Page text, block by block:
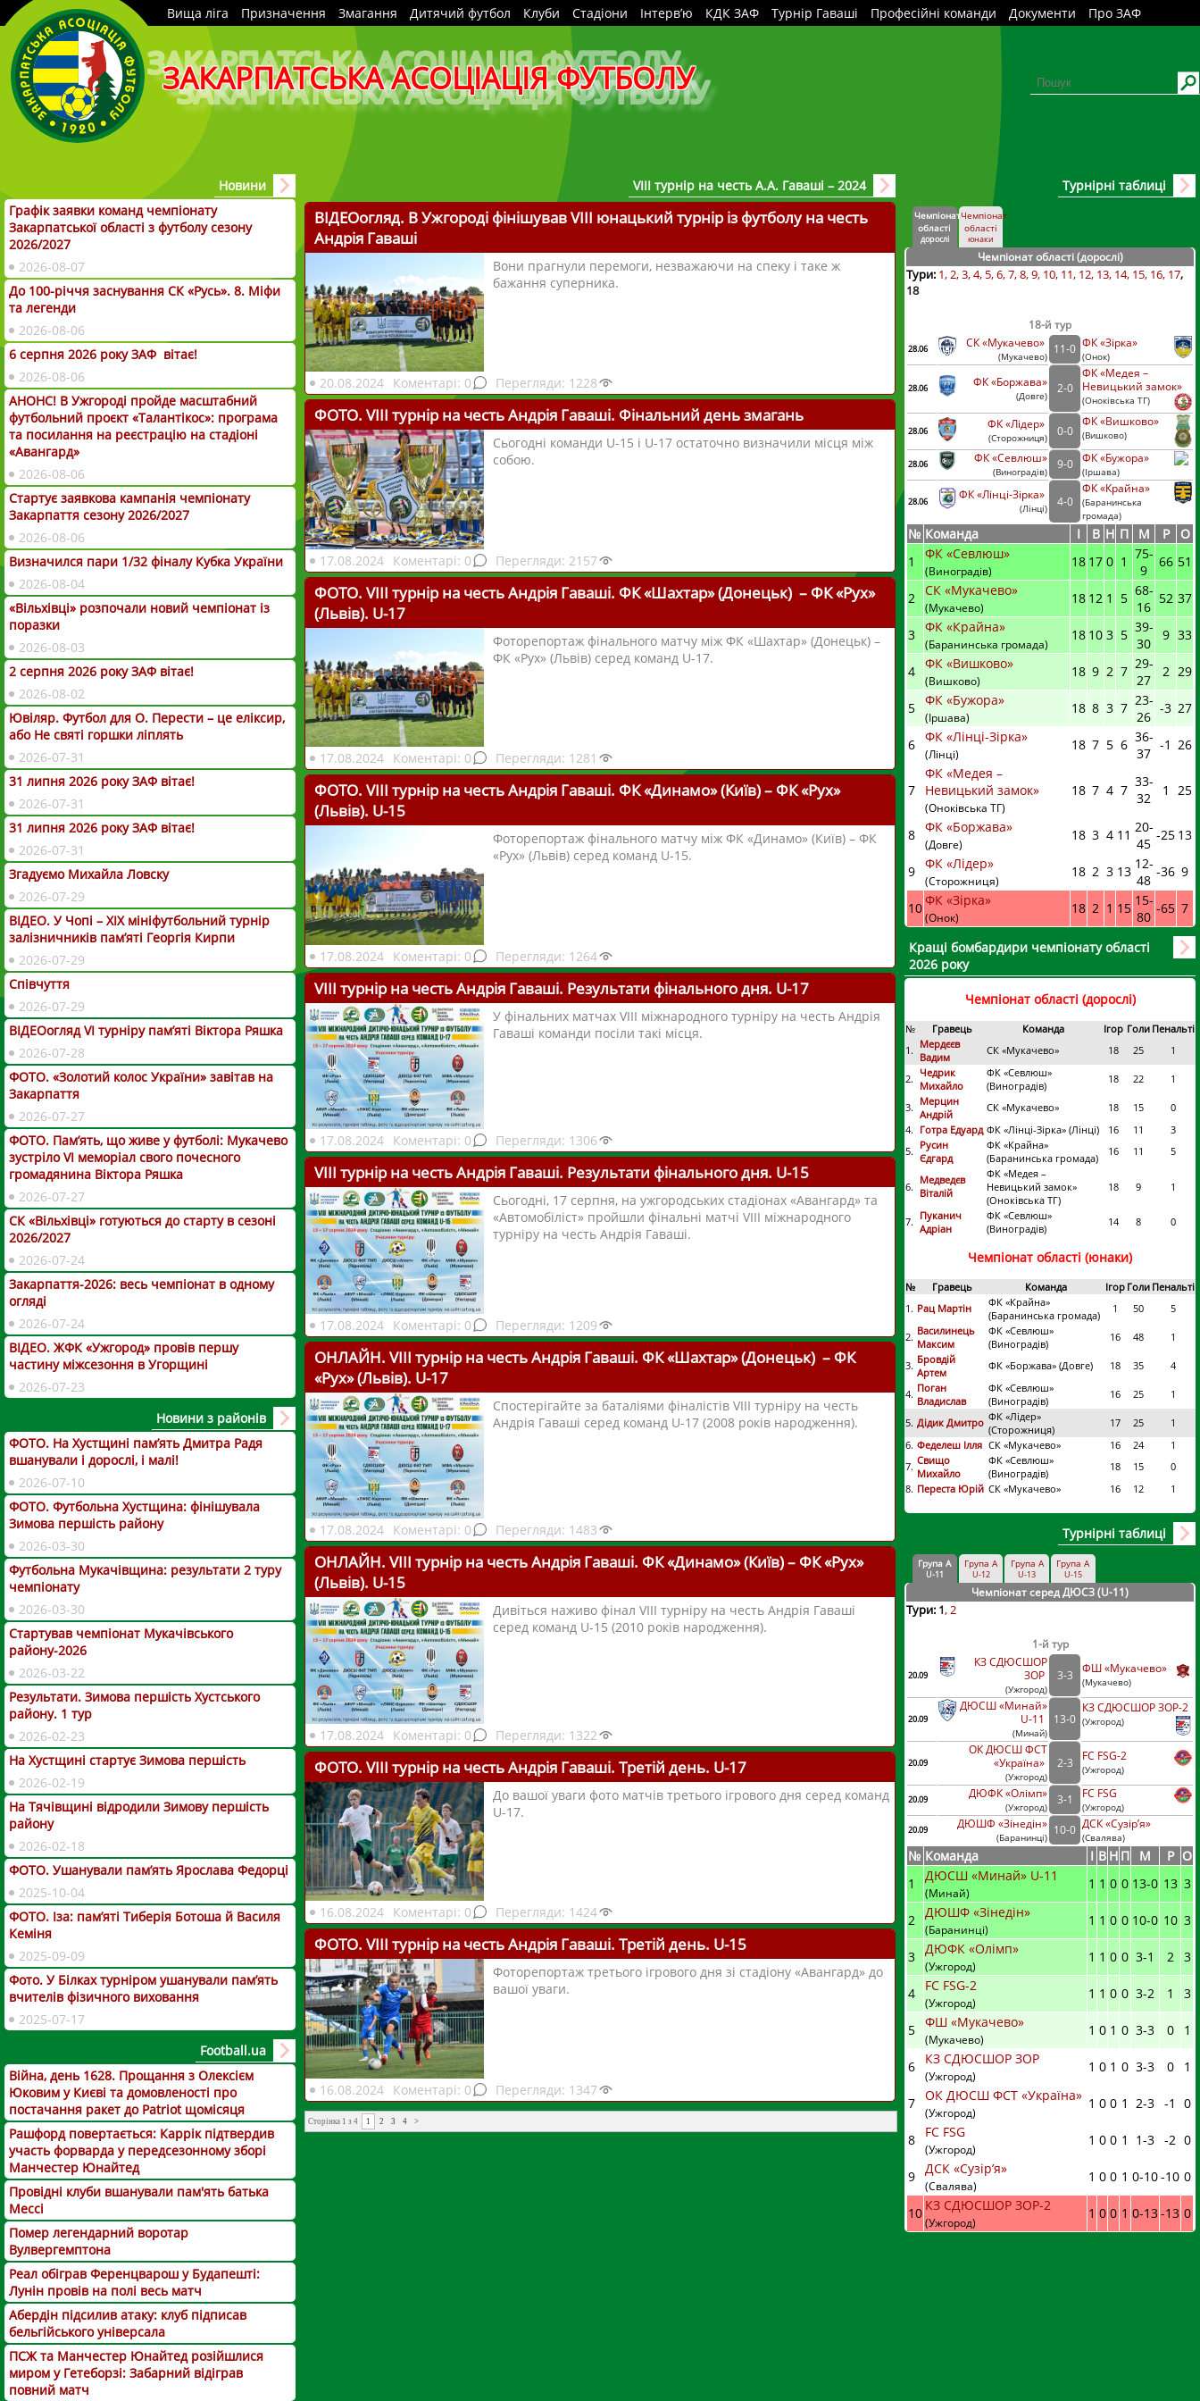
Вища ліга Призначення Змагання Дитячий футбол Клуби Стадіони Інтерв’ю КДК ЗАФ Турнір Гаваші Професійні команди Документи Про ЗАФ
ЗАКАРПАТСЬКА АСОЦІАЦІЯ ФУТБОЛУ
VIII турнір на честь А.А. Гаваші – 2024
ВІДЕОогляд. В Ужгороді фінішував VIII юнацький турнір із футболу на честь
Андрія Гаваші
Вони прагнули перемоги, незважаючи на спеку і таке ж
бажання суперника.
20.08.2024 0 1228
ФОТО. VІІІ турнір на честь Андрія Гаваші. Фінальний день змагань
Сьогодні команди U-15 і U-17 остаточно визначили місця між
собою.
17.08.2024 0 2157
ФОТО. VІІІ турнір на честь Андрія Гаваші. ФК «Шахтар» (Донецьк) – ФК «Рух»
(Львів). U-17
Фоторепортаж фінального матчу між ФК «Шахтар» (Донецьк) –
ФК «Рух» (Львів) серед команд U-17.
17.08.2024 0 1281
ФОТО. VІІІ турнір на честь Андрія Гаваші. ФК «Динамо» (Київ) – ФК «Рух»
(Львів). U-15
Фоторепортаж фінального матчу між ФК «Динамо» (Київ) – ФК
«Рух» (Львів) серед команд U-15.
17.08.2024 0 1264
VІІІ турнір на честь Андрія Гаваші. Результати фінального дня. U-17
У фінальних матчах VІІІ міжнародного турніру на честь Андрія
Гаваші команди посіли такі місця.
17.08.2024 0 1306
VІІІ турнір на честь Андрія Гаваші. Результати фінального дня. U-15
Сьогодні, 17 серпня, на ужгородських стадіонах «Авангард» та
«Автомобіліст» пройшли фінальні матчі VІІІ міжнародного
турніру на честь Андрія Гаваші.
17.08.2024 0 1209
ОНЛАЙН. VІІІ турнір на честь Андрія Гаваші. ФК «Шахтар» (Донецьк) – ФК
«Рух» (Львів). U-17
Спостерігайте за баталіями фіналістів VІІІ турніру на честь
Андрія Гаваші серед команд U-17 (2008 років народження).
17.08.2024 0 1483
ОНЛАЙН. VІІІ турнір на честь Андрія Гаваші. ФК «Динамо» (Київ) – ФК «Рух»
(Львів). U-15
Дивіться наживо фінал VІІІ турніру на честь Андрія Гаваші
серед команд U-15 (2010 років народження).
17.08.2024 0 1322
ФОТО. VІІІ турнір на честь Андрія Гаваші. Третій день. U-17
До вашої уваги фото матчів третього ігрового дня серед команд
U-17.
16.08.2024 0 1424
ФОТО. VІІІ турнір на честь Андрія Гаваші. Третій день. U-15
Фоторепортаж третього ігрового дня зі стадіону «Авангард» до
вашої уваги.
16.08.2024 0 1347
Сторінка 1 з 4 1 2 3 4 >
Новини
Графік заявки команд чемпіонату
Закарпатської області з футболу сезону
2026/2027
2026-08-07
До 100-річчя заснування СК «Русь». 8. Міфи
та легенди
2026-08-06
6 серпня 2026 року ЗАФ вітає!
2026-08-06
АНОНС! В Ужгороді пройде масштабний
футбольний проєкт «Талантікос»: програма
та посилання на реєстрацію на стадіоні
«Авангард»
2026-08-06
Стартує заявкова кампанія чемпіонату
Закарпаття сезону 2026/2027
2026-08-06
Визначился пари 1/32 фіналу Кубка України
2026-08-04
«Вільхівці» розпочали новий чемпіонат із
поразки
2026-08-03
2 серпня 2026 року ЗАФ вітає!
2026-08-02
Ювіляр. Футбол для О. Перести – це еліксир,
або Не святі горшки ліплять
2026-07-31
31 липня 2026 року ЗАФ вітає!
2026-07-31
31 липня 2026 року ЗАФ вітає!
2026-07-31
Згадуємо Михайла Ловску
2026-07-29
ВІДЕО. У Чопі – ХІХ мініфутбольний турнір
залізничників пам’яті Георгія Кирпи
2026-07-29
Співчуття
2026-07-29
ВІДЕОогляд VІ турніру пам’яті Віктора Ряшка
2026-07-28
ФОТО. «Золотий колос України» завітав на
Закарпаття
2026-07-27
ФОТО. Пам’ять, що живе у футболі: Мукачево
зустріло VI меморіал свого почесного
громадянина Віктора Ряшка
2026-07-27
СК «Вільхівці» готуються до старту в сезоні
2026/2027
2026-07-24
Закарпаття-2026: весь чемпіонат в одному
огляді
2026-07-24
ВІДЕО. ЖФК «Ужгород» провів першу
частину міжсезоння в Угорщині
2026-07-23
Новини з районів
ФОТО. На Хустщині пам’ять Дмитра Радя
вшанували і дорослі, і малі!
2026-07-10
ФОТО. Футбольна Хустщина: фінішувала
Зимова першість району
2026-03-30
Футбольна Мукачівщина: результати 2 туру
чемпіонату
2026-03-30
Стартував чемпіонат Мукачівського
району-2026
2026-03-22
Результати. Зимова першість Хустського
району. 1 тур
2026-02-23
На Хустщині стартує Зимова першість
2026-02-19
На Тячівщині відродили Зимову першість
району
2026-02-18
ФОТО. Ушанували пам’ять Ярослава Федорці
2025-10-04
ФОТО. Іза: пам’яті Тиберія Ботоша й Василя
Кеміня
2025-09-09
Фото. У Білках турніром ушанували пам’ять
вчителів фізичного виховання
2025-07-17
Football.ua
Війна, день 1628. Прощання з Олексієм
Юковим у Києві та домовленості про
постачання ракет до Patriot щомісяця
Рашфорд повертається: Каррік підтвердив
участь форварда у передсезонному зборі
Манчестер Юнайтед
Провідні клуби вшанували пам'ять батька
Мессі
Помер легендарний воротар
Вулвергемптона
Реал обіграв Ференцварош у Будапешті:
Лунін провів на полі весь матч
Абердін підсилив атаку: клуб підписав
бельгійського універсала
ПСЖ та Манчестер Юнайтед розійшлися
миром у Гетеборзі: Забарний відіграв
повний матч
Турнірні таблиці
Чемпіонат
області
дорослі
Чемпіонат
області
юнаки
Чемпіонат області (дорослі)
Тури: 1 2 3 4 5 6 7 8 9 10 11 12 13 14 15 16 17
18
18-й тур
28.06 СК «Мукачево»
(Мукачево)
11-0 ФК «Зірка»
(Онок)
28.06 ФК «Боржава»
(Довге)
2-0
ФК «Медея –
Невицький замок»
(Оноківська ТГ)
28.06
ФК «Лідер»
(Сторожниця)
0-0
ФК «Вишково»
(Вишково)
28.06 ФК «Севлюш»
(Виноградів)
9-0 ФК «Бужора»
(Іршава)
28.06
ФК «Лінці-Зірка»
(Лінці)
4-0
ФК «Крайна»
(Баранинська
громада)
№ Команда I В Н П М Р
О
1
ФК «Севлюш»
(Виноградів)
18 17 0 1 75-
9
66 51
2 СК «Мукачево»
(Мукачево)
18 12 1 5 68-
16
52 37
3 ФК «Крайна»
(Баранинська громада)
18 10 3 5 39-
30
9 33
4 ФК «Вишково»
(Вишково)
18 9 2 7 29-
27
2 29
5 ФК «Бужора»
(Іршава)
18 8 3 7 23-
26
-3 27
6 ФК «Лінці-Зірка»
(Лінці)
18 7 5 6 36-
37
-1 26
7
ФК «Медея –
Невицький замок»
(Оноківська ТГ)
18 7 4 7
33-
32
1 25
8 ФК «Боржава»
(Довге)
18 3 4 11 20-
45
-25 13
9 ФК «Лідер»
(Сторожниця)
18 2 3 13 12-
48
-36 9
10ФК «Зірка»
(Онок)
18 2 1 15 15-
80
-65 7
Кращі бомбардири чемпіонату області
2026 року
Чемпіонат області (дорослі)
№ Гравець Команда Ігор Голи Пенальті
1. Мердєєв
Вадим
СК «Мукачево» 18 25 1
2. Чедрик
Михайло
ФК «Севлюш»
(Виноградів)
18 22 1
3. Мерцин
Андрій
СК «Мукачево» 18 15
0
4. Готра Едуард ФК «Лінці-Зірка» (Лінці) 16 11
3
5. Русин
Єдгард
ФК «Крайна»
(Баранинська громада)
16 11 5
6.
Медведєв
Віталій
ФК «Медея –
Невицький замок»
(Оноківська ТГ)
18 9 1
7. Пуканич
Адріан
ФК «Севлюш»
(Виноградів)
14 8 0
Чемпіонат області (юнаки)
№ Гравець Команда Ігор Голи Пенальті
1. Рац Мартін
ФК «Крайна»
(Баранинська громада)
1 50 5
2. Василинець
Максим
ФК «Севлюш»
(Виноградів)
16 48 1
3. Бровдій
Артем
ФК «Боржава» (Довге) 18 35 4
4. Поган
Владислав
ФК «Севлюш»
(Виноградів)
16 25 1
5. Дідик Дмитро ФК «Лідер»
(Сторожниця)
17 25
1
6. Феделеш Ілля СК «Мукачево» 16 24
1
7. Свищо
Михайло
ФК «Севлюш»
(Виноградів)
18 15
0
8. Переста Юрій СК «Мукачево» 16 12 1
Турнірні таблиці
Група А
U-11
Група А
U-12
Група А
U-13
Група А
U-15
Чемпіонат серед ДЮСЗ (U-11)
Тури: 1 2
1-й тур
20.09
КЗ СДЮСШОР
ЗОР
(Ужгород)
3-3
ФШ «Мукачево»
(Мукачево)
20.09
ДЮСШ «Минай»
U-11
(Минай)
13-0
КЗ СДЮСШОР ЗОР-2
(Ужгород)
20.09
ОК ДЮСШ ФСТ
«Україна»
(Ужгород)
2-3
FC FSG-2
(Ужгород)
20.09 ДЮФК «Олімп»
(Ужгород)
3-1 FC FSG
(Ужгород)
20.09
ДЮШФ «Зінедін»
(Баранинці)
10-0 ДСК «Сузір’я»
(Свалява)
№ Команда I В Н П М Р О
1
ДЮСШ «Минай» U-11
(Минай)
1 1 0 0 13-0 13 3
2 ДЮШФ «Зінедін»
(Баранинці)
1 1 0 0 10-0 10 3
3 ДЮФК «Олімп»
(Ужгород)
1 1 0 0 3-1 2 3
4 FC FSG-2
(Ужгород)
1 1 0 0 3-2 1 3
5 ФШ «Мукачево»
(Мукачево)
1 0 1 0 3-3 0 1
6 КЗ СДЮСШОР ЗОР
(Ужгород)
1 0 1 0 3-3 0 1
7 ОК ДЮСШ ФСТ «Україна»
(Ужгород)
1 0 0 1 2-3 -1 0
8 FC FSG
(Ужгород)
1 0 0 1 1-3 -2 0
9 ДСК «Сузір’я»
(Свалява)
1 0 0 1 0-10-10 0
10 КЗ СДЮСШОР ЗОР-2
(Ужгород)
1 0 0 1 0-13-13 0